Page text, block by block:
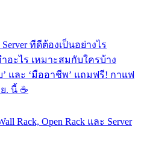
ทีดีต้องเป็นอย่างไร
อะไร เหมาะสมกับใครบ้าง
’ และ ‘มืออาชีพ’ แถมฟรี! กาแฟ
. นี้ ☕
Rack, Open Rack และ Server